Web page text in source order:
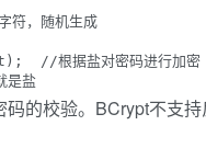
，随机生成
//根据盐对密码进行加密
盐
的校验。BCrypt不支持